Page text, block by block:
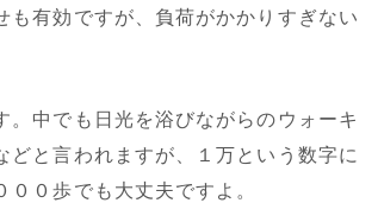
有効ですが、負荷がかかりすぎない
中でも日光を浴びながらのウォーキ
と言われますが、１万という数字に
０歩でも大丈夫ですよ。